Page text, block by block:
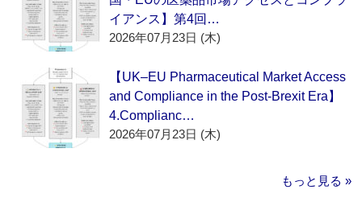
イアンス】第4回…
2026年07月23日 (木)
【UK–EU Pharmaceutical Market Access
and Compliance in the Post-Brexit Era】
4.Complianc…
2026年07月23日 (木)
もっと見る »